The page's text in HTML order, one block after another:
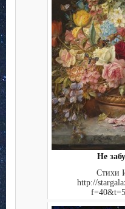
Не
Стихи
http://